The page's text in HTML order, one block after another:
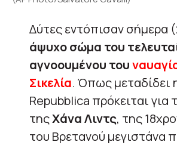
Δύτες εντόπισαν σήμερα
άψυχο σώμα του
αγνοουμένου του
Σικελία. Όπως μεταδίδει
Repubblica πρόκειται
τηςΧάνα Λιντς, της
του Βρετανού μεγιστάνα